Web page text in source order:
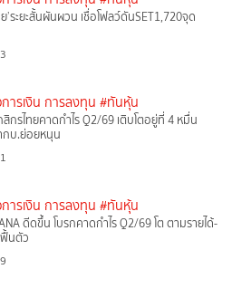
ย’ระยะสั้นผันผวน เชื่อโฟลว์ดันSET1,720จุด
ารเงิน การลงทุน #ทันหุ้น
สิกรไทยคาดกำไร Q2/69 เติบโตอยู่ที่ 4 หมื่น
กบ.ย่อยหนุน
ารเงิน การลงทุน #ทันหุ้น
ดีดขึ้น โบรกคาดกำไร Q2/69 โต ตามรายได้-
ฟื้นตัว